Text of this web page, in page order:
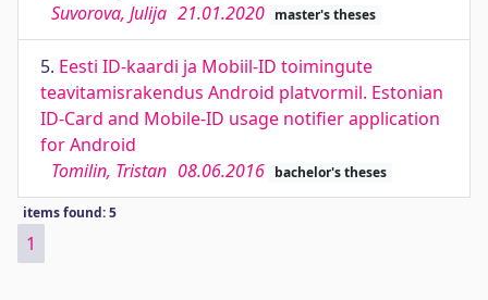
Suvorova, Julija 21.01.2020 master's theses
5. Eesti ID-kaardi ja Mobiil-ID toimingute
teavitamisrakendus Android platvormil. Estonian
ID-Card and Mobile-ID usage notifier application
for Android
Tomilin, Tristan 08.06.2016 bachelor's theses
items found: 5
1